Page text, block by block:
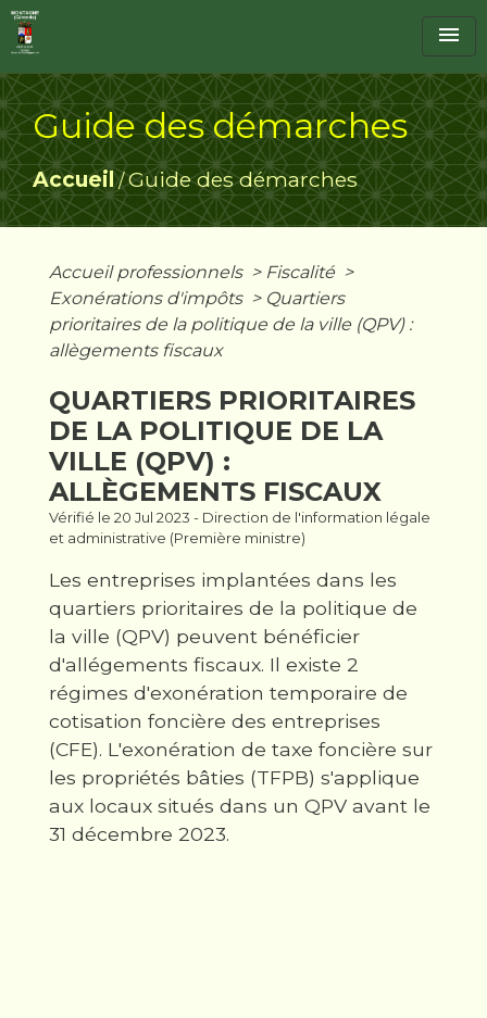
menu
Guide des démarches
Accueil/Guide des démarches
Accueil professionnels > Fiscalité >
Exonérations d'impôts > Quartiers
prioritaires de la politique de la ville (QPV) :
allègements fiscaux
QUARTIERS PRIORITAIRES
DE LA POLITIQUE DE LA
VILLE (QPV) :
ALLÈGEMENTS FISCAUX
Vérifié le 20 Jul 2023 - Direction de l'information légale
et administrative (Première ministre)
Les entreprises implantées dans les
quartiers prioritaires de la politique de
la ville (QPV) peuvent bénéficier
d'allégements fiscaux. Il existe 2
régimes d'exonération temporaire de
cotisation foncière des entreprises
(CFE). L'exonération de taxe foncière sur
les propriétés bâties (TFPB) s'applique
aux locaux situés dans un QPV avant le
31 décembre 2023.